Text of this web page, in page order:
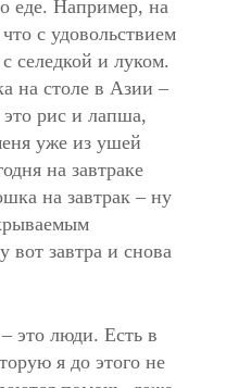
еде. Например, на
с удовольствием
селедкой и луком.
на столе в Азии –
рис и лапша,
уже из ушей
на завтраке
на завтрак – ну
вот завтра и снова
это люди. Есть в
я до этого не